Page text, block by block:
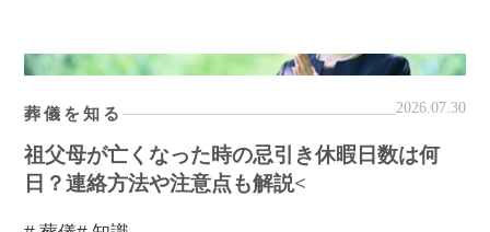
葬儀を知る 2026.07.30
祖父母が亡くなった時の忌引き休暇日数は何
日？連絡方法や注意点も解説<